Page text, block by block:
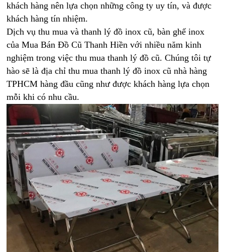
khách hàng nên lựa chọn những công ty uy tín, và được
khách hàng tín nhiệm.
Dịch vụ thu mua và thanh lý đồ inox cũ, bàn ghế inox
của Mua Bán Đồ Cũ Thanh Hiền với nhiều năm kinh
nghiệm trong việc thu mua thanh lý đồ cũ. Chúng tôi tự
hào sẽ là địa chỉ thu mua thanh lý đồ inox cũ nhà hàng
TPHCM hàng đầu cũng như được khách hàng lựa chọn
mỗi khi có nhu cầu.